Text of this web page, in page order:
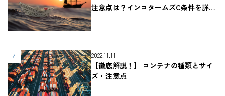
注意点は？インコタームズC条件を詳し
2022.11.11
【徹底解説！】 コンテナの種類とサイ
ズ・注意点